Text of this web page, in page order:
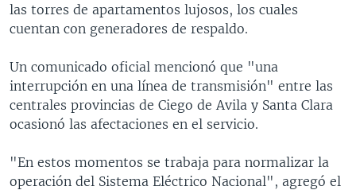
las torres de apartamentos lujosos, los cuales
cuentan con generadores de respaldo.
Un comunicado oficial mencionó que "una
interrupción en una línea de transmisión" entre las
centrales provincias de Ciego de Avila y Santa Clara
ocasionó las afectaciones en el servicio.
"En estos momentos se trabaja para normalizar la
operación del Sistema Eléctrico Nacional", agregó el